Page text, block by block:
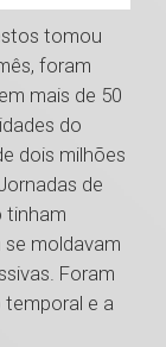
tomou
foram
mais de 50
do
dois milhões
de
tinham
moldavam
Foram
e a